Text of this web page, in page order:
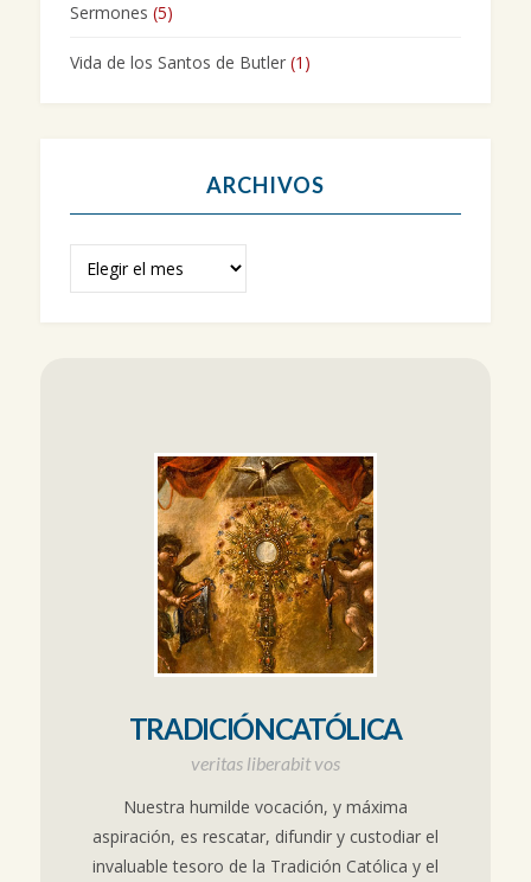
Sermones (5)
Vida de los Santos de Butler(1)
ARCHIVOS
TRADICIÓNCATÓLICA
veritas liberabit vos
Nuestra humilde vocación, y máxima
aspiración, es rescatar, difundir y custodiar el
invaluable tesoro de la Tradición Católica y el